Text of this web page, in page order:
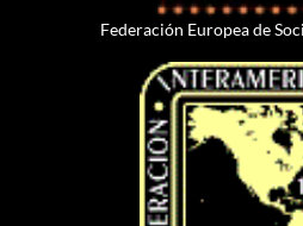
Federación Europea de